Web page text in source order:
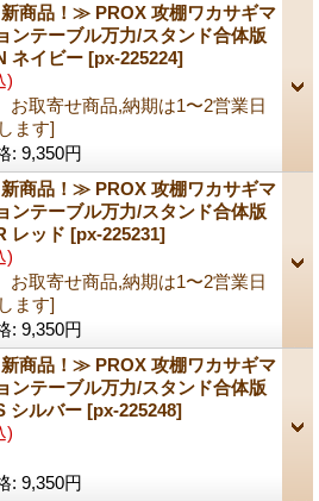
商品！≫ PROX 攻棚ワカサギマ
ンテーブル万力/スタンド合体版
ネイビー [px-225224]
)
お取寄せ商品,納期は1〜2営業日
ます]
: 9,350円
商品！≫ PROX 攻棚ワカサギマ
ンテーブル万力/スタンド合体版
レッド [px-225231]
)
お取寄せ商品,納期は1〜2営業日
ます]
: 9,350円
商品！≫ PROX 攻棚ワカサギマ
ンテーブル万力/スタンド合体版
シルバー [px-225248]
)
: 9,350円